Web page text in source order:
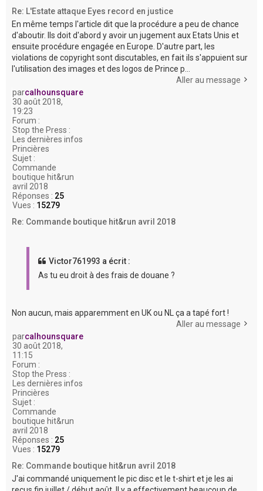
Re: L'Estate attaque Eyes record en justice
En même temps l'article dit que la procédure a peu de chance
d'aboutir. Ils doit d'abord y avoir un jugement aux Etats Unis et
ensuite procédure engagée en Europe. D'autre part, les
violations de copyright sont discutables, en fait ils s'appuient sur
l'utilisation des images et des logos de Prince p...
Aller au message
parcalhounsquare
30 août 2018,
19:23
Forum :
Stop the Press :
Les dernières infos
Princières
Sujet :
Commande
boutique hit&run
avril 2018
Réponses : 25
Vues : 15279
Re: Commande boutique hit&run avril 2018
Victor761993 a écrit :
As tu eu droit à des frais de douane ?
Non aucun, mais apparemment en UK ou NL ça a tapé fort !
Aller au message
parcalhounsquare
30 août 2018,
11:15
Forum :
Stop the Press :
Les dernières infos
Princières
Sujet :
Commande
boutique hit&run
avril 2018
Réponses : 25
Vues : 15279
Re: Commande boutique hit&run avril 2018
J'ai commandé uniquement le pic disc et le t-shirt et je les ai